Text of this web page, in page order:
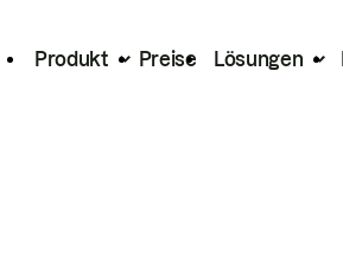
Produkt Preise Lösungen